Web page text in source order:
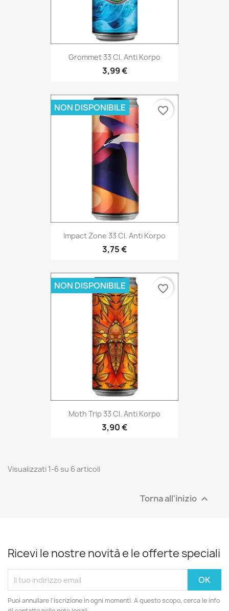
Grommet 33 Cl. Anti Korpo
3,99 €
Impact Zone 33 Cl. Anti Korpo
3,75 €
NON DISPONIBILE favorite_border
Moth Trip 33 Cl. Anti Korpo
3,90 €
NON DISPONIBILE favorite_border
Visualizzati 1-6 su 6 articoli
Torna all'inizio 
Ricevi le nostre novità e le offerte speciali
Puoi annullare l'iscrizione in ogni momenti. A questo scopo, cerca le info